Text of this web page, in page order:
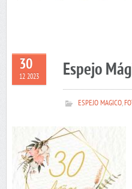
30
12 2023 Espejo
ESPEJO MAGICO,